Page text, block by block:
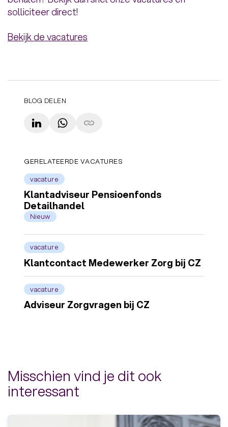
solliciteer direct!
Bekijk de vacatures
BLOG DELEN
LinkedInWhatsAppCopy link
GERELATEERDE VACATURES
vacature
Klantadviseur Pensioenfonds
Detailhandel
Nieuw
vacature
Klantcontact Medewerker Zorg bij CZ
vacature
Adviseur Zorgvragen bij CZ
Misschien vind je dit ook
interessant